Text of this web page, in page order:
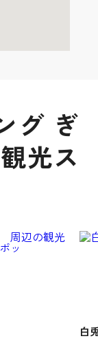
グ ぎ
光ス
白